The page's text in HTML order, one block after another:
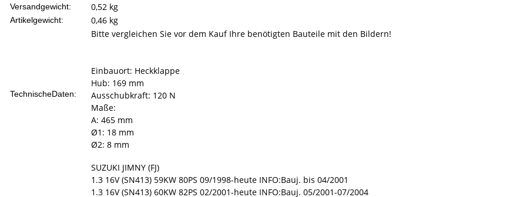
Versandgewicht: 0,52 kg
Artikelgewicht: 0,46 kg
TechnischeDaten:
Bitte vergleichen Sie vor dem Kauf Ihre benötigten Bauteile mit den Bildern!
Einbauort: Heckklappe
Hub: 169 mm
Ausschubkraft: 120 N
Maße:
A: 465 mm
Ø1: 18 mm
Ø2: 8 mm
SUZUKI JIMNY (FJ)
1.3 16V (SN413) 59KW 80PS 09/1998-heute INFO:Bauj. bis 04/2001
1.3 16V (SN413) 60KW 82PS 02/2001-heute INFO:Bauj. 05/2001-07/2004